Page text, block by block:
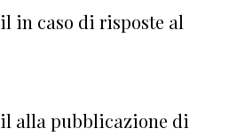
in caso di risposte al
alla pubblicazione di